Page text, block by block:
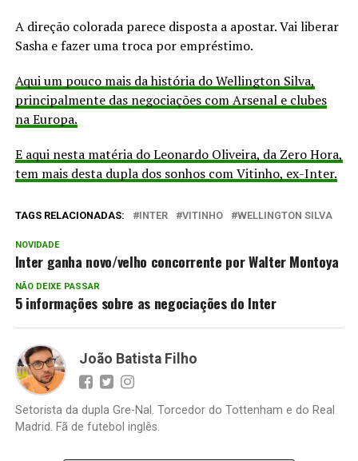
A direção colorada parece disposta a apostar. Vai liberar
Sasha e fazer uma troca por empréstimo.
Aqui um pouco mais da história do Wellington Silva,
principalmente das negociações com Arsenal e clubes
na Europa.
E aqui nesta matéria do Leonardo Oliveira, da Zero Hora,
tem mais desta dupla dos sonhos com Vitinho, ex-Inter.
TAGS RELACIONADAS: INTER VITINHO WELLINGTON SILVA
NOVIDADE
Inter ganha novo/velho concorrente por Walter Montoya
NÃO DEIXE PASSAR
5 informações sobre as negociações do Inter
João Batista Filho
Setorista da dupla Gre-Nal. Torcedor do Tottenham e do Real
Madrid. Fã de futebol inglês.